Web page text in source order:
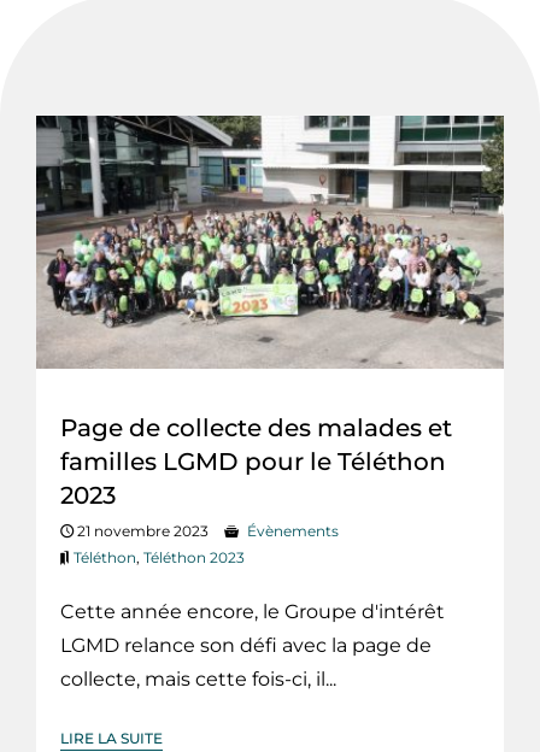
Page de collecte des malades et
familles LGMD pour le Téléthon
2023
21 novembre 2023
Évènements
Téléthon, Téléthon 2023
Cette année encore, le Groupe d'intérêt
LGMD relance son défi avec la page de
collecte, mais cette fois-ci, il...
LIRE LA SUITE